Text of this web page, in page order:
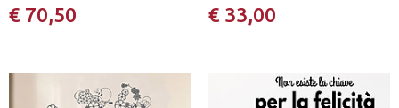
€ 70,50 € 33,00